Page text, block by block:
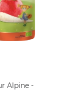
Alpine -